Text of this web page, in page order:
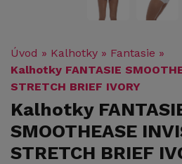
Úvod » Kalhotky » Fantasie »
Kalhotky FANTASIE
STRETCH BRIEF IVORY
Kalhotky
SMOOTHEASE
STRETCH BRIEF